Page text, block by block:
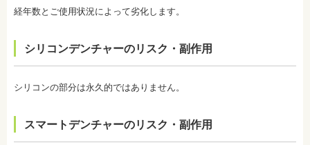
す。歯の厚みの違いやホワイトニングの作用が出に
に起こるということではなく、個人差が大きいた
続けていくことで目立たなくなることが多いです。
・白さを維持するためにはメンテナンスが必要にな
経年数とご使用状況によって劣化します。
シリコンデンチャーのリスク・副作用
シリコンの部分は永久的ではありません。
スマートデンチャーのリスク・副作用